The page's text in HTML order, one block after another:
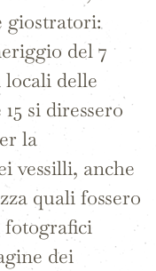
giostratori:
del 7
locali delle
si diressero
la
vessilli, anche
quali fossero
fotografici
dei